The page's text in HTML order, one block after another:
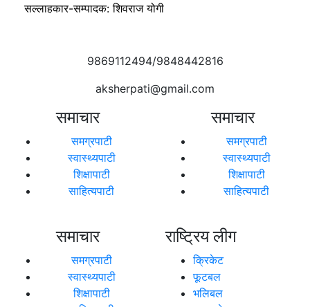
सल्लाहकार-सम्पादक: शिवराज योगी
9869112494/9848442816
aksherpati@gmail.com
समाचार
समग्रपाटी
स्वास्थ्यपाटी
शिक्षापाटी
साहित्यपाटी
समाचार
समग्रपाटी
स्वास्थ्यपाटी
शिक्षापाटी
साहित्यपाटी
समाचार
समग्रपाटी
स्वास्थ्यपाटी
शिक्षापाटी
राष्ट्रिय लीग
क्रिकेट
फूटबल
भलिबल